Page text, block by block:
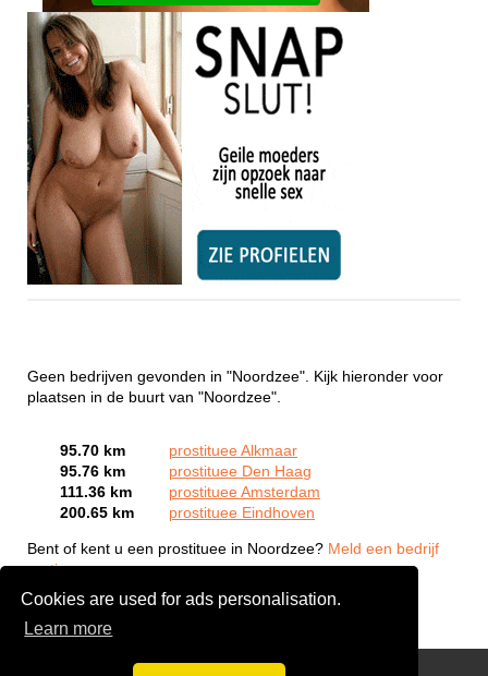
Cookies are used for ads personalisation.
Learn more
Geen bedrijven gevonden in "Noordzee". Kijk hieronder voor
plaatsen in de buurt van "Noordzee".
95.70 km
prostituee Alkmaar
95.76 km
prostituee Den Haag
111.36 km
prostituee Amsterdam
200.65 km
prostituee Eindhoven
Bent of kent u een prostituee in Noordzee? Meld een bedrijf
gratis aan